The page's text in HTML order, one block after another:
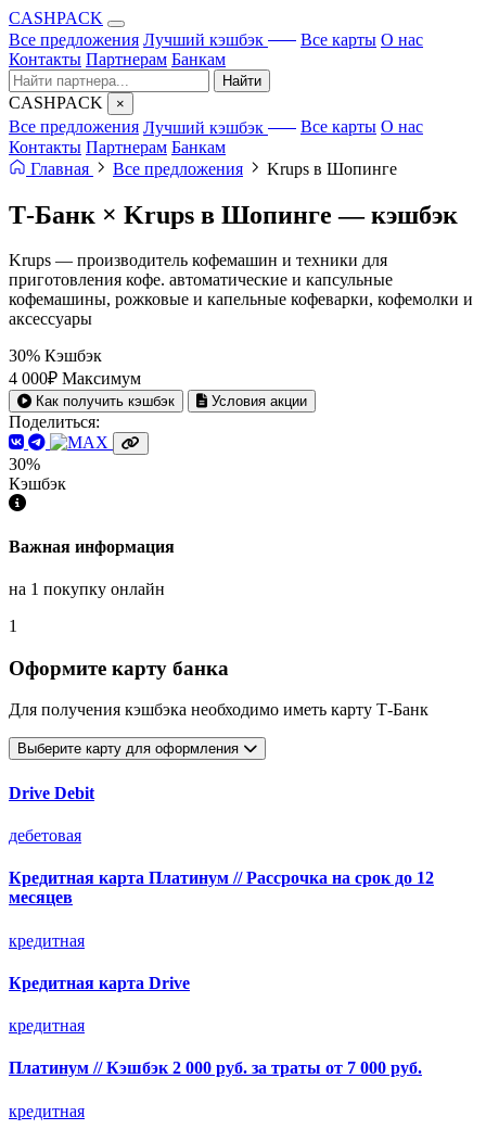
CASHPACK
Все предложения Лучший кэшбэк Все карты О нас
Контакты Партнерам Банкам
Найти
CASHPACK ×
Все предложения Лучший кэшбэк Все карты О нас
Контакты Партнерам Банкам
Главная
Все предложения Krups в Шопинге
Т-Банк × Krups в Шопинге —кэшбэк
Krups — производитель кофемашин и техники для
приготовления кофе. автоматические и капсульные
кофемашины, рожковые и капельные кофеварки, кофемолки и
аксессуары
30% Кэшбэк
4 000₽ Максимум
Как получить кэшбэк Условия акции
Поделиться:
30%
Кэшбэк
Важная информация
на 1 покупку онлайн
1
Оформите карту банка
Для получения кэшбэка необходимо иметь карту Т-Банк
Выберите карту для оформления
Drive Debit
дебетовая
Кредитная карта Платинум // Рассрочка на срок до 12
месяцев
кредитная
Кредитная карта Drive
кредитная
Платинум // Кэшбэк 2 000 руб. за траты от 7 000 руб.
кредитная